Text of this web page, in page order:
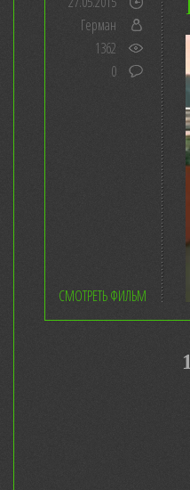
Герман
1362
0
СМОТРЕТЬ ФИЛЬМ